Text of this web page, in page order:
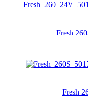
Fresh
Fresh